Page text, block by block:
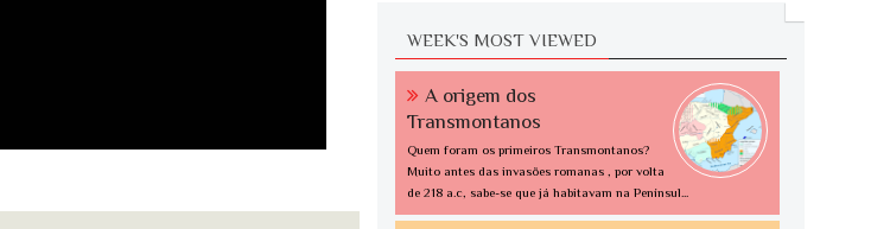
WEEK'S MOST VIEWED
A origem dos
Transmontanos
Quem foram os primeiros Transmontanos?
Muito antes das invasões romanas , por volta
de 218 a.c, sabe-se que já habitavam na Penínsul...